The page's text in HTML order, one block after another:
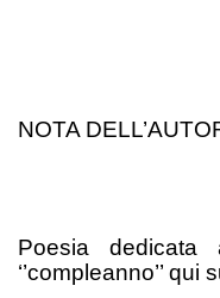
NOTA
Poesia
‘’compleanno’’ qui